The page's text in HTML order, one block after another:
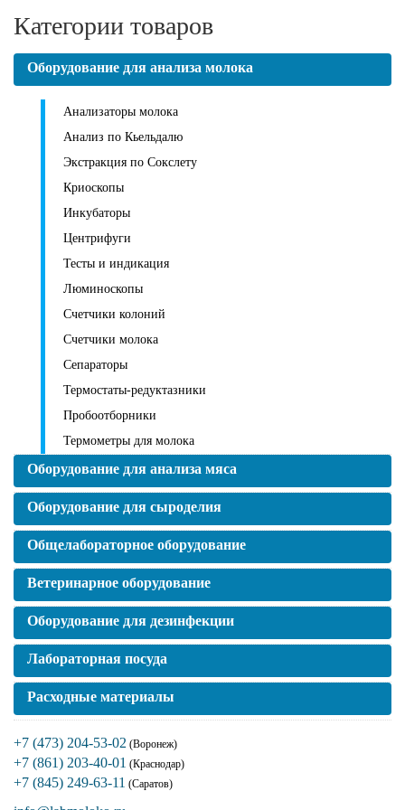
Категории товаров
Оборудование для анализа молока
Анализаторы молока
Анализ по Кьельдалю
Экстракция по Сокслету
Криоскопы
Инкубаторы
Центрифуги
Тесты и индикация
Люминоскопы
Счетчики колоний
Счетчики молока
Сепараторы
Термостаты-редуктазники
Пробоотборники
Термометры для молока
Оборудование для анализа мяса
Оборудование для сыроделия
Общелабораторное оборудование
Ветеринарное оборудование
Оборудование для дезинфекции
Лабораторная посуда
Расходные материалы
+7 (473) 204-53-02 (Воронеж)
+7 (861) 203-40-01 (Краснодар)
+7 (845) 249-63-11 (Саратов)